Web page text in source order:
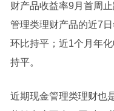
财产品收益率9月首周
管理类理财产品的近7
环比持平；近1个月年
持平。
近期现金管理类理财也